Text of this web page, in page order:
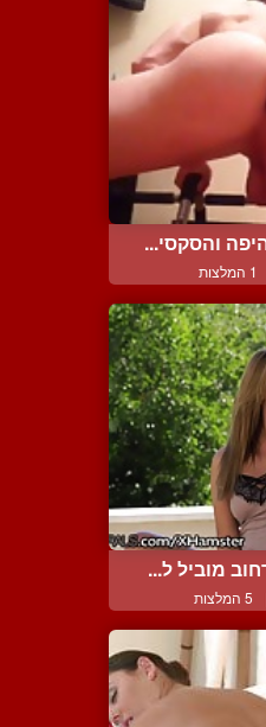
והסקסי...
1 המלצות
מוביל ל...
5 המלצות